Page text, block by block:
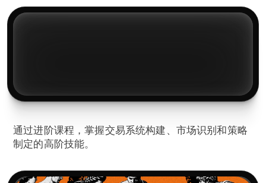
2️⃣打造交易系统
通过进阶课程，掌握交易系统构建、市场识别和策略
制定的高阶技能。